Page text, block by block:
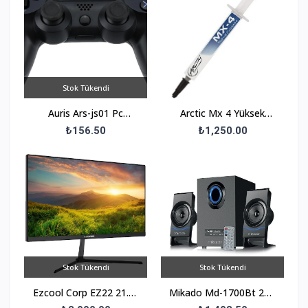
Stok Tükendi
Auris Ars-js01 Pc
Joystick Titreşimli Usb
₺156.50
Arctic Mx 4 Yüksek
Performanslı Termal
₺1,250.00
Stok Tükendi
Ezcool Corp EZ22 21.5"
Stok Tükendi
Mikado Md-1700Bt 2+1